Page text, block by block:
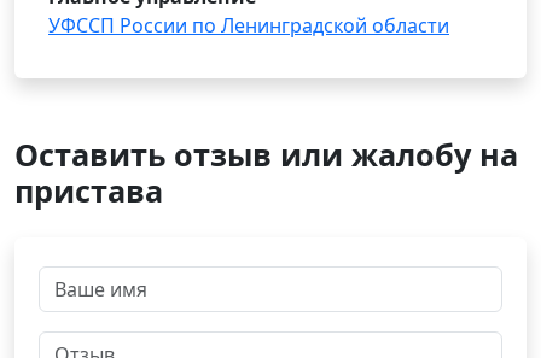
УФССП России по Ленинградской области
Оставить отзыв или жалобу на
пристава